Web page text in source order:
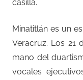
casilla.
Minatitlán es un
Veracruz. Los 21
mano del
vocales